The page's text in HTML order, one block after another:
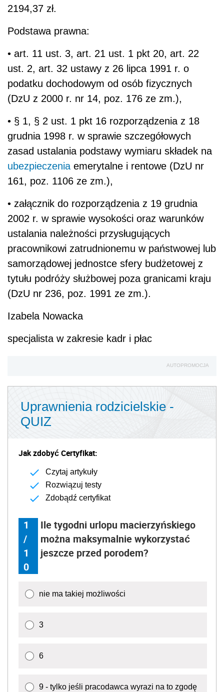
2194,37 zł.
Podstawa prawna:
• art. 11 ust. 3, art. 21 ust. 1 pkt 20, art. 22
ust. 2, art. 32 ustawy z 26 lipca 1991 r. o
podatku dochodowym od osób fizycznych
(DzU z 2000 r. nr 14, poz. 176 ze zm.),
• § 1, § 2 ust. 1 pkt 16 rozporządzenia z 18
grudnia 1998 r. w sprawie szczegółowych
zasad ustalania podstawy wymiaru składek na
ubezpieczeniaemerytalne i rentowe (DzU nr
161, poz. 1106 ze zm.),
• załącznik do rozporządzenia z 19 grudnia
2002 r. w sprawie wysokości oraz warunków
ustalania należności przysługujących
pracownikowi zatrudnionemu w państwowej lub
samorządowej jednostce sfery budżetowej z
tytułu podróży służbowej poza granicami kraju
(DzU nr 236, poz. 1991 ze zm.).
Izabela Nowacka
specjalista w zakresie kadr i płac
AUTOPROMOCJA
Uprawnienia rodzicielskie -
QUIZ
Jak zdobyć Certyfikat:
Czytaj artykuły
Rozwiązuj testy
Zdobądź certyfikat
1
/
1
0
Ile tygodni urlopu macierzyńskiego
można maksymalnie wykorzystać
jeszcze przed porodem?
nie ma takiej możliwości
3
6
9 - tylko jeśli pracodawca wyrazi na to zgodę